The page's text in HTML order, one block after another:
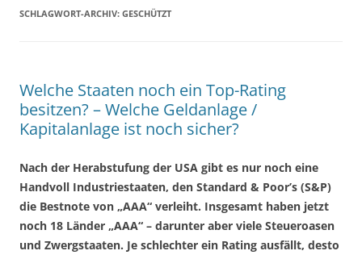
SCHLAGWORT-ARCHIV: GESCHÜTZT
Welche Staaten noch ein Top-Rating
besitzen? – Welche Geldanlage /
Kapitalanlage ist noch sicher?
Nach der Herabstufung der USA gibt es nur noch eine
Handvoll Industriestaaten, den Standard & Poor’s (S&P)
die Bestnote von „AAA“ verleiht. Insgesamt haben jetzt
noch 18 Länder „AAA“ – darunter aber viele Steueroasen
und Zwergstaaten. Je schlechter ein Rating ausfällt, desto